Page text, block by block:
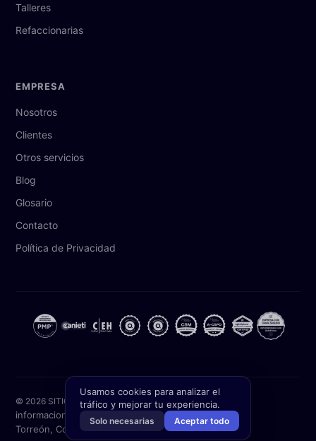
Talleres
Refaccionarias
EMPRESA
Nosotros
Clientes
Otros servicios
Blog
Glosario
Contacto
Política de Privacidad
© 2026 SITIC Software. Todos los derechos reservados.
informacion@siticsoftware.com
(871) 227 2000
Torreón, Coahuila, México
Usamos cookies para analizar el
tráfico y mejorar tu experiencia.
Solo necesarias Aceptar todo